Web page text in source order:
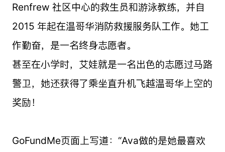
Renfrew 社区中心的救生员和游泳教练，并自
2015 年起在温哥华消防救援服务队工作。她工
作勤奋，是一名终身志愿者。
甚至在小学时，艾娃就是一名出色的志愿过马路
警卫，她还获得了乘坐直升机飞越温哥华上空的
奖励！
GoFundMe页面上写道：“Ava做的是她最喜欢